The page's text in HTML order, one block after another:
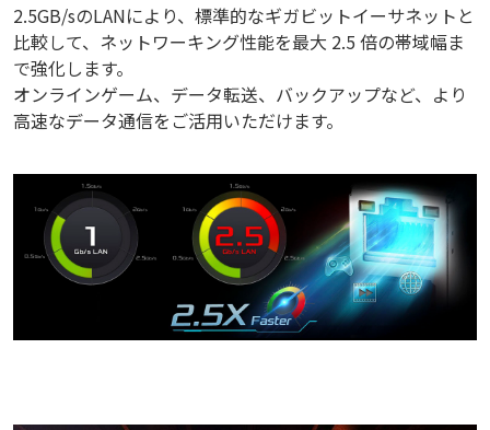
2.5GB/sのLANにより、標準的なギガビットイーサネットと
比較して、ネットワーキング性能を最大 2.5 倍の帯域幅ま
で強化します。
オンラインゲーム、データ転送、バックアップなど、より
高速なデータ通信をご活用いただけます。